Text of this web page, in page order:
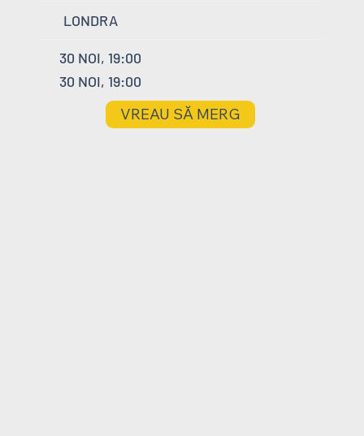
LONDRA
30 NOI, 19:00
30 NOI, 19:00
VREAU SĂ MERG